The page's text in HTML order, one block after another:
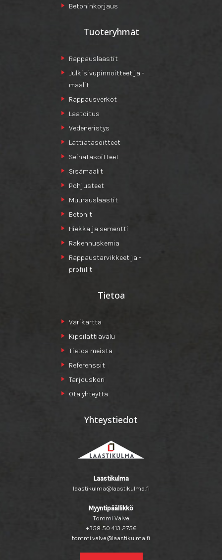
Betoninkorjaus
Tuoteryhmät
Rappauslaastit
Julkisivupinnoitteet ja -
maalit
Rappausverkot
Laatoitus
Vedeneristys
Lattiatasoitteet
Seinätasoitteet
Sisämaalit
Pohjusteet
Muurauslaastit
Betonit
Hiekka ja sementti
Rakennuskemia
Rappaustarvikkeet ja -
profiilit
Tietoa
Värikartta
Kipsilattiavalu
Tietoa meistä
Referenssit
Tarjouskori
Ota yhteyttä
Yhteystiedot
Laastikulma
laastikulma@laastikulma.fi
Myyntipäällikkö
Tommi Valve
+358 50 413 2756
tommi.valve@laastikulma.fi